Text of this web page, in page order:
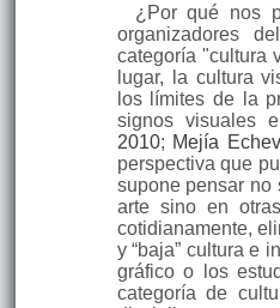
¿Por qué nos
organizadores
categoría "cultura
lugar, la cul­tura
los límites de la
signos visuales
2010; Mejía
perspectiva que
supone pensar
arte sino en
cotidianamente,
y “baja” cultura e
gráfico o los
categoría de